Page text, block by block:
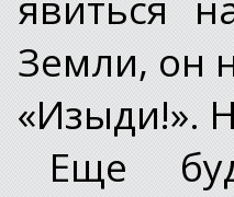
Земли, он
«Изыди!».
Еще